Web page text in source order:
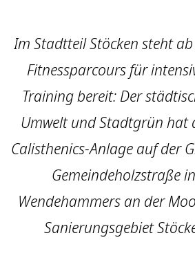
Im Stadtteil Stöcken steht
Fitnessparcours für
Training bereit: Der
Umwelt und Stadtgrün hat
Calisthenics-Anlage auf der
Gemeindeholzstraße
Wendehammers an der
Sanierungsgebiet